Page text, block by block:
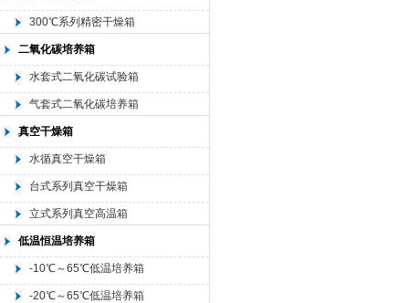
300℃系列精密干燥箱
二氧化碳培养箱
水套式二氧化碳试验箱
气套式二氧化碳培养箱
真空干燥箱
水循真空干燥箱
台式系列真空干燥箱
立式系列真空高温箱
低温恒温培养箱
-10℃～65℃低温培养箱
-20℃～65℃低温培养箱